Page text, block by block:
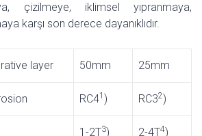
çizilmeye, iklimsel yıpranmaya,
karşı son derece dayanıklıdır.
layer 50mm 25mm
RC41 ) RC32)
1-2T3) 2-4T4)